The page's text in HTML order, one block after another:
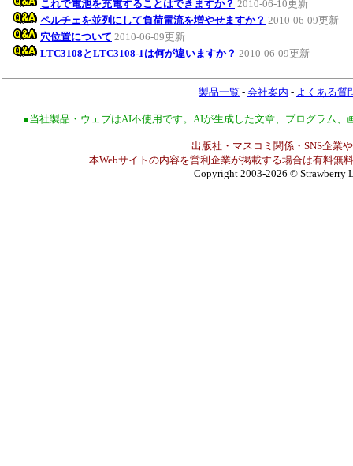
これで電池を充電することはできますか？ 2010-06-10更新
ペルチェを並列にして負荷電流を増やせますか？ 2010-06-09更新
穴位置について 2010-06-09更新
LTC3108とLTC3108-1は何が違いますか？ 2010-06-09更新
製品一覧 - 会社案内 - よくある質
●当社製品・ウェブはAI不使用です。AIが生成した文章、プログラム
出版社・マスコミ関係・SNS企業
本Webサイトの内容を営利企業が掲載する場合は有料無
Copyright 2003-2026 © Strawberry